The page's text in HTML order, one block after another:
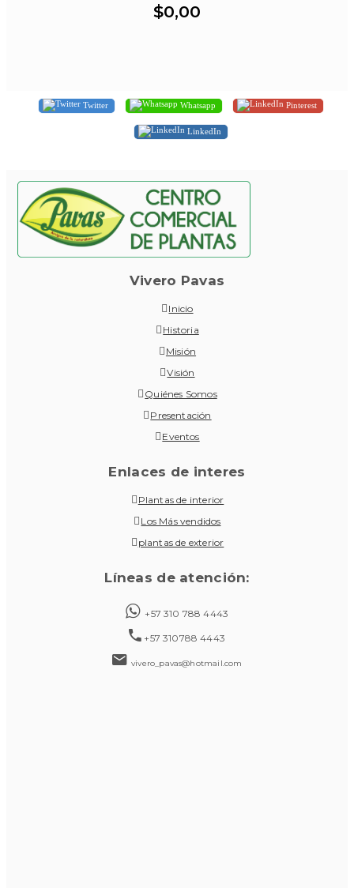
$0,00
Twitter Whatsapp Pinterest
LinkedIn
Vivero Pavas
Inicio
Historia
Misión
Visión
Quiénes Somos
Presentación
Eventos
Enlaces de interes
Plantas de interior
Los Más vendidos
plantas de exterior
Líneas de atención:
+57 310 788 4443
+57 310788 4443
vivero_pavas@hotmail.com